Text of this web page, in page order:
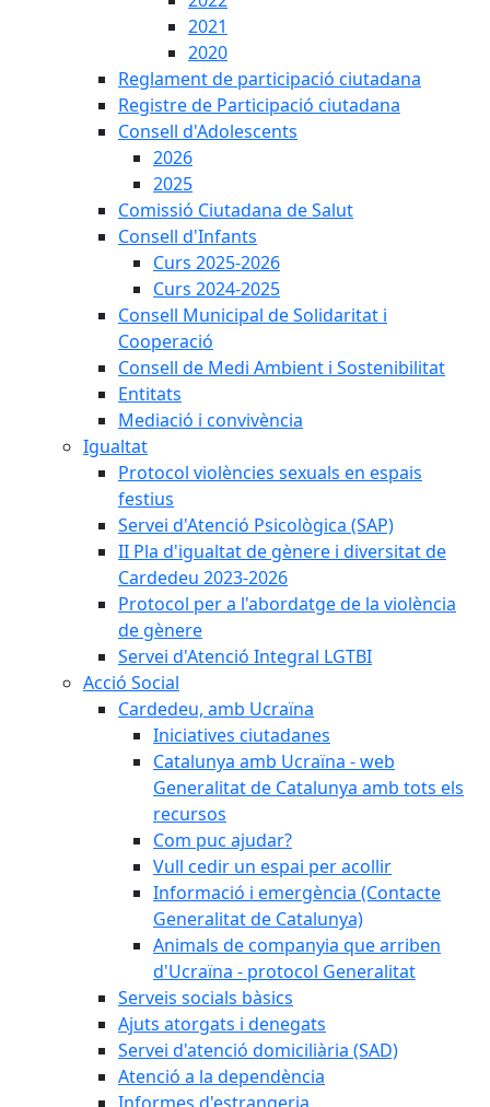
2021
2020
Reglament de participació ciutadana
Registre de Participació ciutadana
Consell d'Adolescents
2026
2025
Comissió Ciutadana de Salut
Consell d'Infants
Curs 2025-2026
Curs 2024-2025
Consell Municipal de Solidaritat i
Cooperació
Consell de Medi Ambient i Sostenibilitat
Entitats
Mediació i convivència
Igualtat
Protocol violències sexuals en espais
festius
Servei d'Atenció Psicològica (SAP)
II Pla d'igualtat de gènere i diversitat de
Cardedeu 2023-2026
Protocol per a l'abordatge de la violència
de gènere
Servei d'Atenció Integral LGTBI
Acció Social
Cardedeu, amb Ucraïna
Iniciatives ciutadanes
Catalunya amb Ucraïna - web
Generalitat de Catalunya amb tots els
recursos
Com puc ajudar?
Vull cedir un espai per acollir
Informació i emergència (Contacte
Generalitat de Catalunya)
Animals de companyia que arriben
d'Ucraïna - protocol Generalitat
Serveis socials bàsics
Ajuts atorgats i denegats
Servei d'atenció domiciliària (SAD)
Atenció a la dependència